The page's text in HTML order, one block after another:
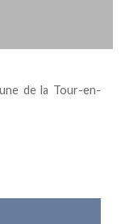
de la Tour-en-